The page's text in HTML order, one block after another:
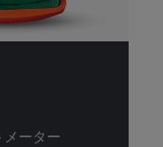
ーター